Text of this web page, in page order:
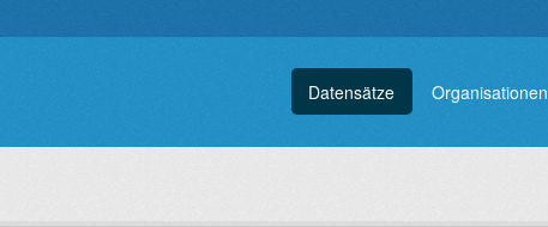
Datensätze Organisationen